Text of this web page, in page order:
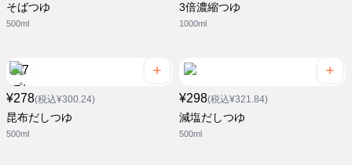
そばつゆ
500ml
3倍濃縮つゆ
1000ml
¥278(税込¥300.24)
昆布だしつゆ
500ml
¥298(税込¥321.84)
減塩だしつゆ
500ml